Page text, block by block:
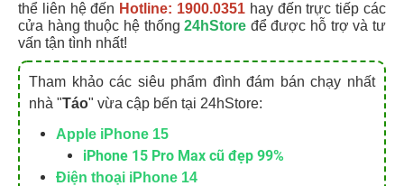
thể liên hệ đến Hotline: 1900.0351 hay đến trực tiếp các
cửa hàng thuộc hệ thống24hStore để được hỗ trợ và tư
vấn tận tình nhất!
Tham khảo các siêu phẩm đình đám bán chạy nhất
nhà "Táo" vừa cập bến tại 24hStore:
Apple iPhone 15
iPhone 15 Pro Max cũ đẹp 99%
Điện thoại iPhone 14